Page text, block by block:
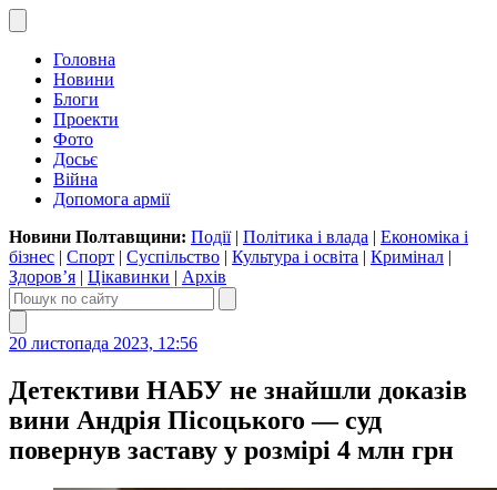
Головна
Новини
Блоги
Проекти
Фото
Досьє
Війна
Допомога армії
Новини Полтавщини: Події| Політика і влада | Економіка і
бізнес | Спорт | Суспільство | Культура і освіта | Кримінал |
Здоров’я | Цікавинки | Архів
20 листопада 2023, 12:56
Детективи НАБУ не знайшли доказів
вини Андрія Пісоцького — суд
повернув заставу у розмірі 4 млн грн